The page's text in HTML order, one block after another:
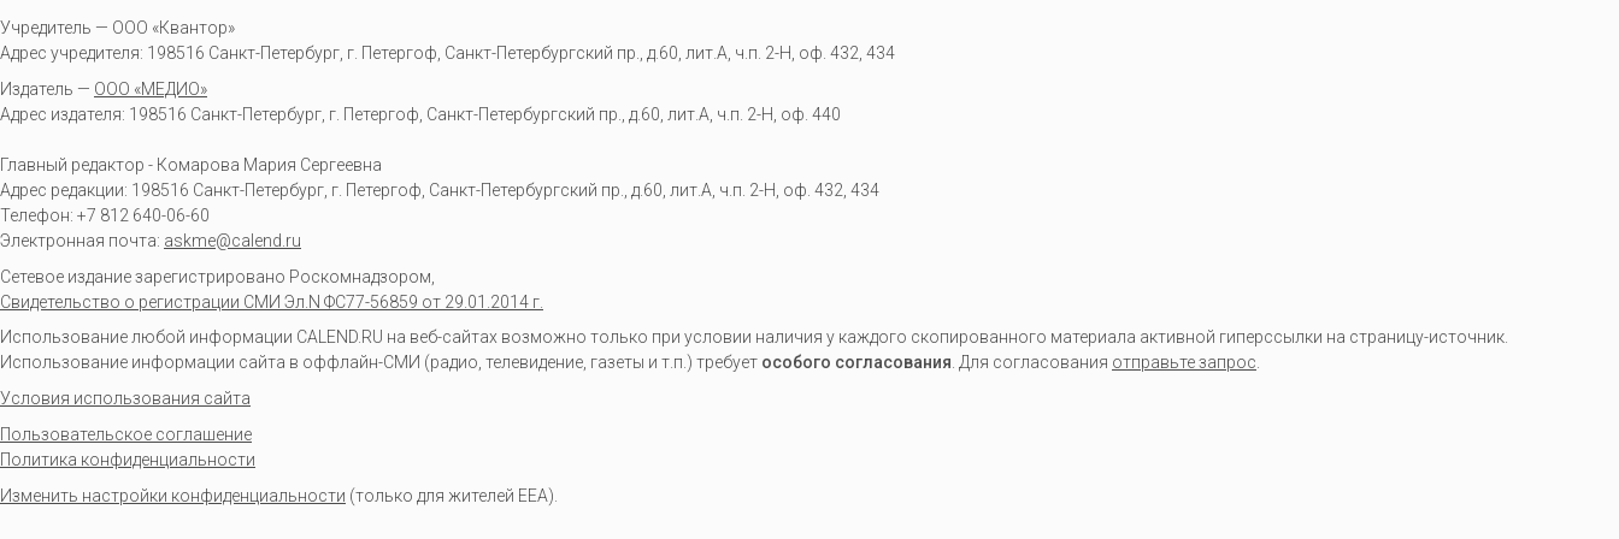
Учредитель — ООО «Квантор»
Адрес учредителя: 198516 Санкт-Петербург, г. Петергоф, Санкт-Петербургский пр., д.60, лит.А, ч.п. 2-Н, оф. 432, 434
Издатель — ООО «МЕДИО»
Адрес издателя: 198516 Санкт-Петербург, г. Петергоф, Санкт-Петербургский пр., д.60, лит.А, ч.п. 2-Н, оф. 440
Главный редактор - Комарова Мария Сергеевна
Адрес редакции: 198516 Санкт-Петербург, г. Петергоф Санкт-Петербургский пр., д.60, лит.А, ч.п. 2-Н, оф. 432, 434
Телефон: +7 812 640-06-60
Электронная почта: askme@calend.ru
Сетевое издание зарегистрировано Роскомнадзором,
Свидетельство о регистрации СМИ Эл.N ФС77-56859 от 29.01.2014 г.
Использование любой информации CALEND.RU на веб-сайтах возможно только при условии наличия у каждого скопированного материала активной гиперссылки на страницу-источник.
Использование информации сайта в оффлайн-СМИ (радио, телевидение, газеты и т.п.) требует особого согласования. Для согласования отправьте запрос.
Условия использования сайта
Пользовательское соглашение
Политика конфиденциальности
Изменить настройки конфиденциальности (только для жителей EEA).